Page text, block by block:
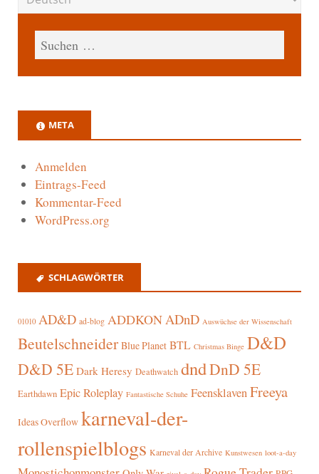
META
Anmelden
Eintrags-Feed
Kommentar-Feed
WordPress.org
SCHLAGWÖRTER
01010 AD&D ad-blog ADDKONADnD Auswüchse der Wissenschaft
Beutelschneider Blue Planet BTL Christmas Binge D&D
D&D 5E Dark Heresy Deathwatch dndDnD 5E
Earthdawn Epic Roleplay Fantastische Schuhe FeensklavenFreeya
Ideas Overflow karneval-der-
rollenspielblogs Karneval der Archive Kunstwesen loot-a-day